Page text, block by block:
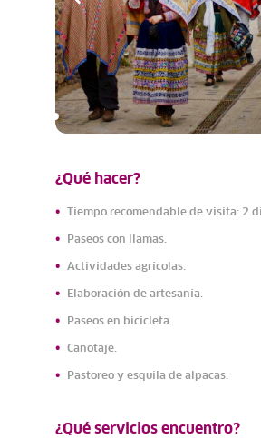
¿Qué hacer?
Tiempo recomendable de visita: 2
Paseos con llamas.
Actividades agrícolas.
Elaboración de artesanía.
Paseos en bicicleta.
Canotaje.
Pastoreo y esquila de alpacas.
¿Qué servicios encuentro?